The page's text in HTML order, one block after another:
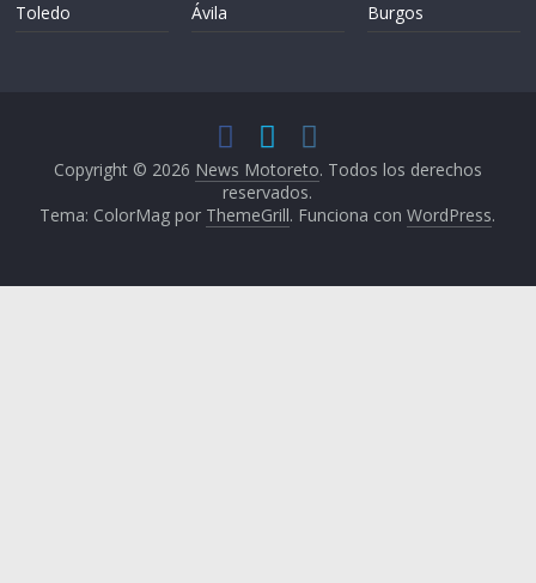
Toledo
Ávila
Burgos
Copyright © 2026 News Motoreto. Todos los derechos
reservados.
Tema: ColorMag por ThemeGrill. Funciona conWordPress.